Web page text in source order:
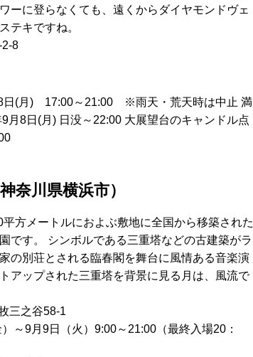
ーに登らなくても、遠くからダイヤモンドヴェ
テキですね。
日(月) 17:00～21:00 ※雨天・荒天時は中止 満
月8日(月) 日没～22:00 大展望台のキャンドル点
奈川県横浜市）
方メートルにおよぶ敷地に全国から移築された
です。 シンボルである三重塔などの古建築がラ
の別荘とされる臨春閣を舞台に風情ある音楽演
アップされた三重塔を背景に見る月は、風流で
三之谷58-1
～9月9日（火）9:00～21:00（最終入場20：